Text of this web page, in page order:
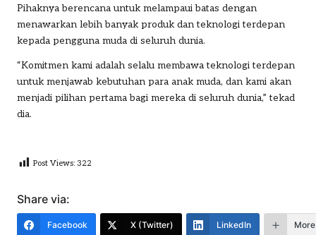
Pihaknya berencana untuk melampaui batas dengan
menawarkan lebih banyak produk dan teknologi terdepan
kepada pengguna muda di seluruh dunia.
“Komitmen kami adalah selalu membawa teknologi terdepan
untuk menjawab kebutuhan para anak muda, dan kami akan
menjadi pilihan pertama bagi mereka di seluruh dunia,” tekad
dia.
Post Views: 322
Share via:
Facebook X (Twitter) LinkedIn More